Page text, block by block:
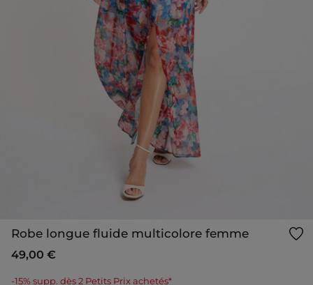
Robe longue fluide multicolore femme
49,00 €
-15% supp. dès 2 Petits Prix achetés*